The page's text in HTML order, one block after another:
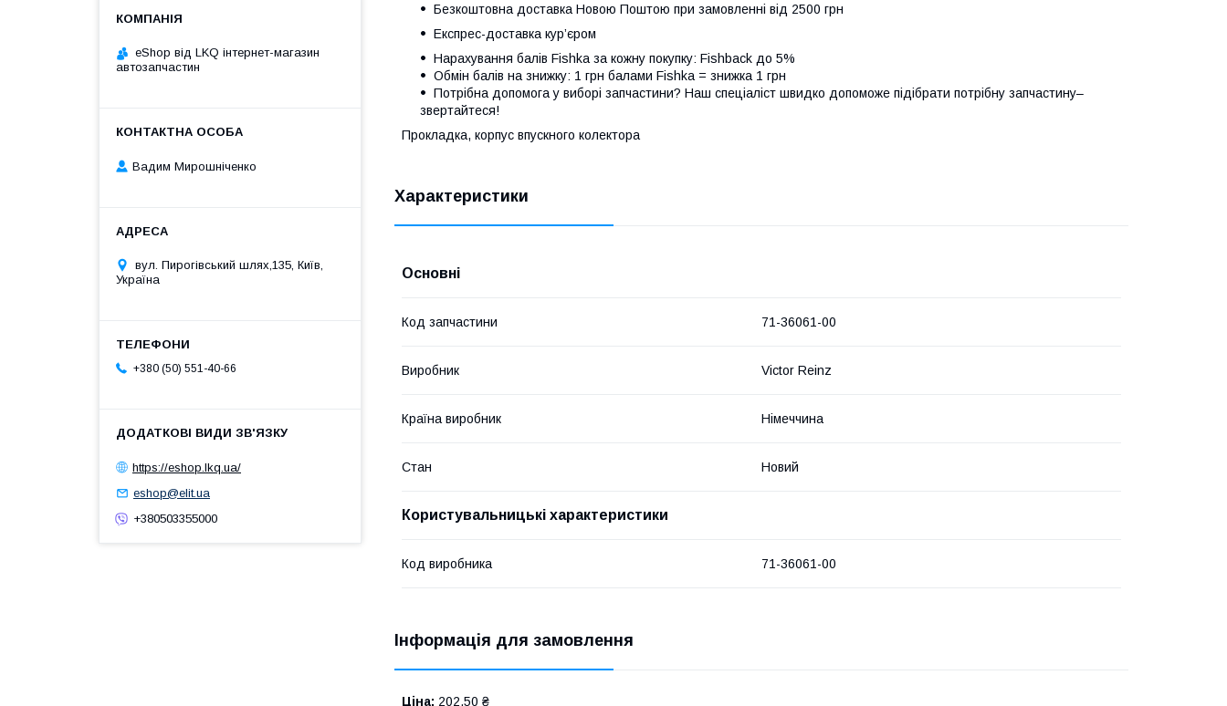
Безкоштовна доставка Новою Поштою при замовленні від 2500 грн
Експрес-доставка кур’єром
Нарахування балів Fishka за кожну покупку: Fishback до 5%
Обмін балів на знижку: 1 грн балами Fishka = знижка 1 грн
Потрібна допомога у виборі запчастини? Наш спеціаліст швидко допоможе підібрати потрібну запчастину–
звертайтеся!
Прокладка, корпус впускного колектора
Характеристики
Основні
Код запчастини 71-36061-00
Виробник Victor Reinz
Країна виробник Німеччина
Стан Новий
Користувальницькі характеристики
Код виробника 71-36061-00
Інформація для замовлення
Ціна: 202,50 ₴
eShop від LKQ інтернет-магазин
автозапчастин
Вадим Мирошніченко
вул. Пирогівський шлях,135, Київ,
Україна
+380 (50) 551-40-66
https://eshop.lkq.ua/
eshop@elit.ua
+380503355000